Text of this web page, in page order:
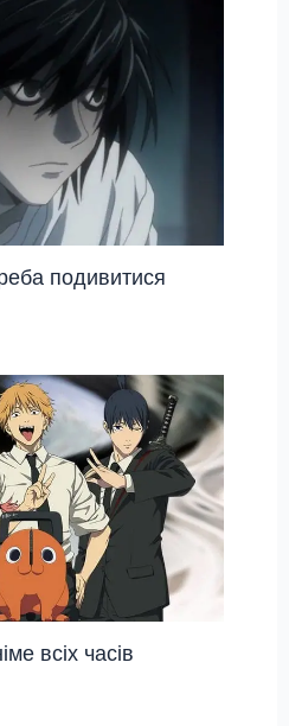
подивитися
всіх часів